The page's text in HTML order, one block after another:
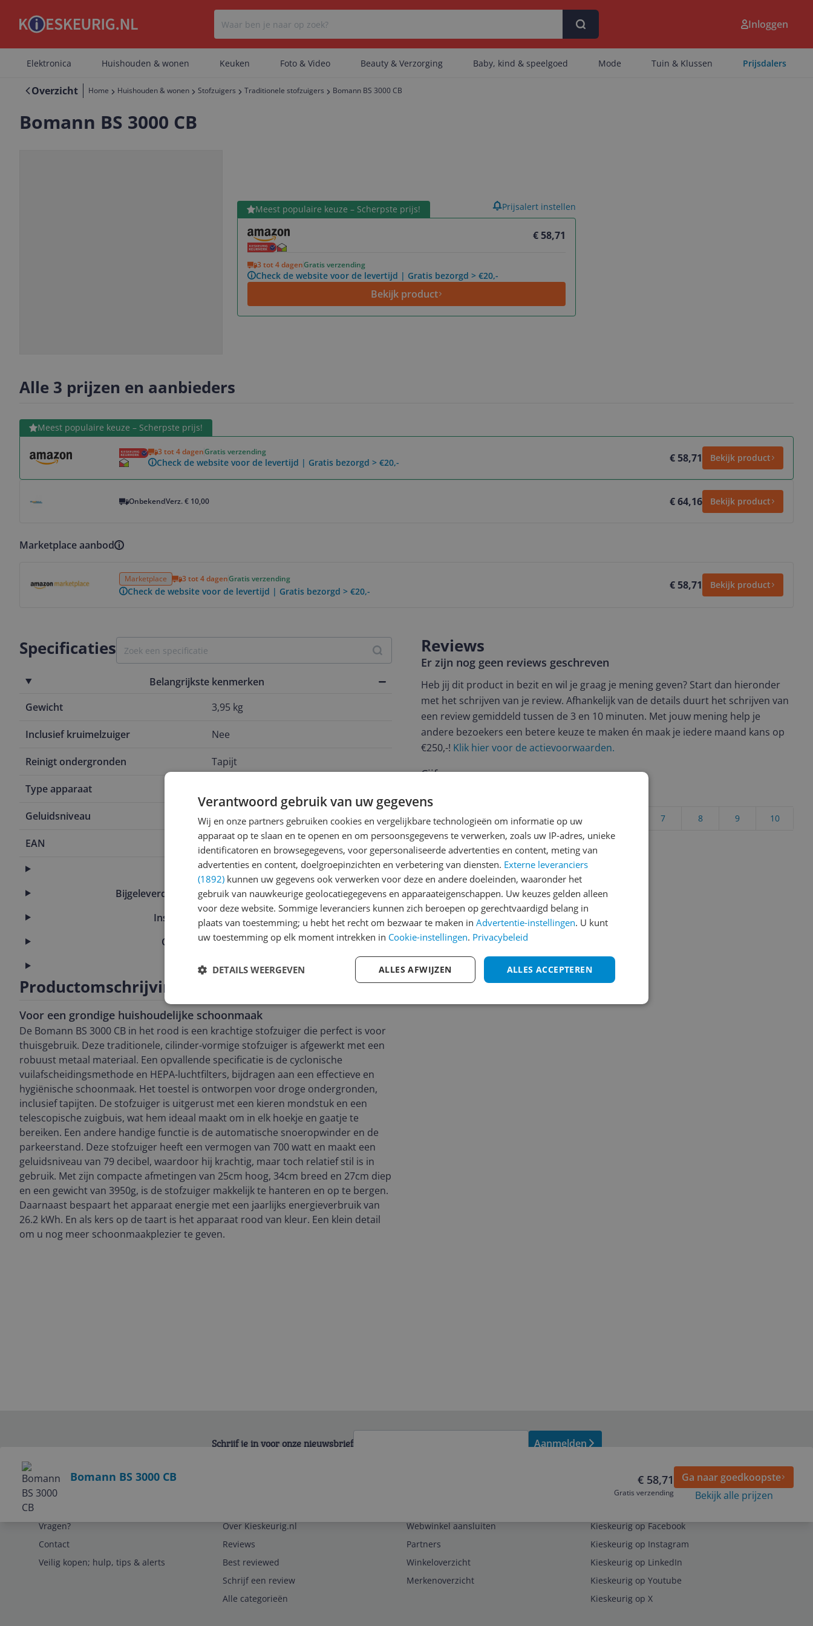
Er zijn geen artikelen gevonden.
Inloggen
Elektronica Huishouden & wonen Keuken Foto & Video Beauty & Verzorging Baby, kind & speelgoed Mode Tuin & Klussen Prijsdalers
Overzicht Home Huishouden & wonen Stofzuigers Traditionele stofzuigers Bomann BS 3000 CB
Bomann BS 3000 CB
Meest populaire keuze – Scherpste prijs!
€ 58,71
3 tot 4 dagenGratis verzending
Check de website voor de levertijd | Gratis bezorgd > €20,-
Bekijk product
Bekijk product Prijsalert instellen
Alle 3 prijzen en aanbieders
Meest populaire keuze – Scherpste prijs!
3 tot 4 dagenGratis verzending
Check de website voor de levertijd | Gratis bezorgd > €20,- € 58,71 Bekijk product
Bekijk product
OnbekendVerz. € 10,00 € 64,16 Bekijk product
Marketplace aanbod
Marketplace 3 tot 4 dagenGratis verzending
Check de website voor de levertijd | Gratis bezorgd > €20,- € 58,71 Bekijk product
Specificaties
Belangrijkste kenmerken
Gewicht
3,95 kg
Inclusief kruimelzuiger Nee
Reinigt ondergronden Tapijt
Type apparaat
Geluidsniveau
EAN
4004470638219
Algemeen
Bijgeleverde accessoires en toebehoren
Instellingen en functies
Overige kenmerken
Productinformatie
Productomschrijving
Voor een grondige huishoudelijke schoonmaak
De Bomann BS 3000 CB in het rood is een krachtige stofzuiger die perfect is voor
thuisgebruik. Deze traditionele, cilinder-vormige stofzuiger is afgewerkt met een
robuust metaal materiaal. Een opvallende specificatie is de cyclonische
vuilafscheidingsmethode en HEPA-luchtfilters, bijdragen aan een effectieve en
hygiënische schoonmaak. Het toestel is ontworpen voor droge ondergronden,
inclusief tapijten. De stofzuiger is uitgerust met een kieren mondstuk en een
telescopische zuigbuis, wat hem ideaal maakt om in elk hoekje en gaatje te
bereiken. Een andere handige functie is de automatische snoeropwinder en de
parkeerstand. Deze stofzuiger heeft een vermogen van 700 watt en maakt een
geluidsniveau van 79 decibel, waardoor hij krachtig, maar toch relatief stil is in
gebruik. Met zijn compacte afmetingen van 25cm hoog, 34cm breed en 27cm diep
en een gewicht van 3950g, is de stofzuiger makkelijk te hanteren en op te bergen.
Daarnaast bespaart het apparaat energie met een jaarlijks energieverbruik van
26.2 kWh. En als kers op de taart is het apparaat rood van kleur. Een klein detail
om u nog meer schoonmaakplezier te geven.
Reviews
Er zijn nog geen reviews geschreven
Heb jij dit product in bezit en wil je graag je mening geven? Start dan hieronder
met het schrijven van je review. Afhankelijk van de details duurt het schrijven van
een review gemiddeld tussen de 3 en 10 minuten. Met jouw mening help je
andere bezoekers een betere keuze te maken én maak je iedere maand kans op
€250,-! Klik hier voor de actievoorwaarden.
Cijfer
10
9
8
7
4
3
2
1
Vraag 1 van 4
Bomann BS 3000 CB € 58,71
Gratis verzending
Ga naar goedkoopste
Bekijk alle prijzen
Schrijf je in voor onze nieuwsbrief Aanmelden
Vragen?
Contact
Veilig kopen; hulp, tips & alerts
Over Kieskeurig.nl
Reviews
Best reviewed
Schrijf een review
Alle categorieën
Webwinkel aansluiten
Partners
Winkeloverzicht
Merkenoverzicht
Kieskeurig op Facebook
Kieskeurig op Instagram
Kieskeurig op LinkedIn
Kieskeurig op Youtube
Kieskeurig op X
Verantwoord gebruik van uw gegevens
Wij en onze partners gebruiken cookies en vergelijkbare technologieën om informatie op uw
apparaat op te slaan en te openen en om persoonsgegevens te verwerken, zoals uw IP-adres, unieke
identificatoren en browsegegevens, voor gepersonaliseerde advertenties en content, meting van
advertenties en content, doelgroepinzichten en verbetering van diensten. Externe leveranciers
(1892) kunnen uw gegevens ook verwerken voor deze en andere doeleinden, waaronder het
gebruik van nauwkeurige geolocatiegegevens en apparaateigenschappen. Uw keuzes gelden alleen
voor deze website. Sommige leveranciers kunnen zich beroepen op gerechtvaardigd belang in
plaats van toestemming; u hebt het recht om bezwaar te maken in Advertentie-instellingen. U kunt
uw toestemming op elk moment intrekken in Cookie-instellingen. Privacybeleid
ALLES ACCEPTEREN
ALLES AFWIJZEN
DETAILS WEERGEVEN